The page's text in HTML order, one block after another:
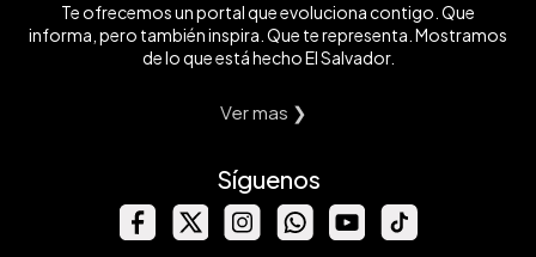
Te ofrecemos un portal que evoluciona contigo. Que
informa, pero también inspira. Que te representa. Mostramos
de lo que está hecho El Salvador.
Ver mas ❯
Síguenos